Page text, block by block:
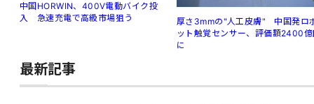
中国HORWIN、400V電動バイク投
入 急速充電で高級市場狙う
厚さ3mmの"人工皮膚" 中国発ロ
ット触覚センサー、評価額2400
に
最新記事